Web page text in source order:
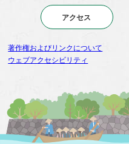
アクセス
著作権およびリンクについて
ウェブアクセシビリティ